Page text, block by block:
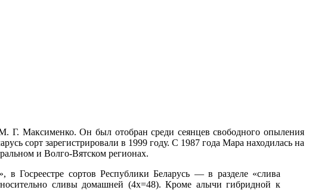
Максименко. Он был отобран среди сеянцев свободного опыления
сорт зарегистрировали в 1999 году. С 1987 года Мара находилась на
и Волго-Вятском регионах.
Госреестре сортов Республики Беларусь — в разделе «слива
сливы домашней (4х=48). Кроме алычи гибридной к